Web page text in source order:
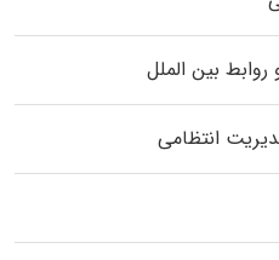
بین الملل
انتظامی